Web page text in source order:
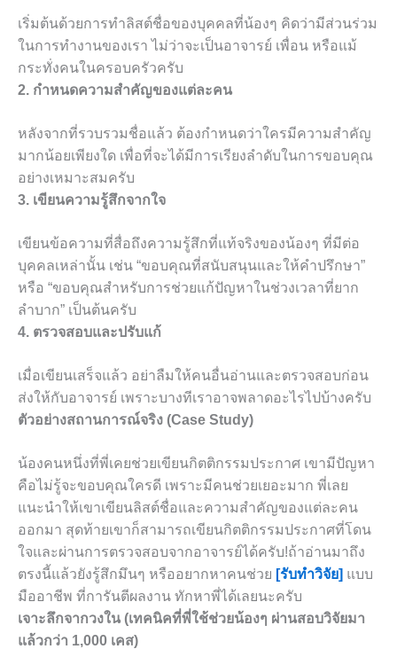
เริ่มต้นด้วยการทำลิสต์ชื่อของบุคคลที่น้องๆ คิดว่ามีส่วนร่วม
ในการทำงานของเรา ไม่ว่าจะเป็นอาจารย์ เพื่อน หรือแม้
กระทั่งคนในครอบครัวครับ
2. กำหนดความสำคัญของแต่ละคน
หลังจากที่รวบรวมชื่อแล้ว ต้องกำหนดว่าใครมีความสำคัญ
มากน้อยเพียงใด เพื่อที่จะได้มีการเรียงลำดับในการขอบคุณ
อย่างเหมาะสมครับ
3. เขียนความรู้สึกจากใจ
เขียนข้อความที่สื่อถึงความรู้สึกที่แท้จริงของน้องๆ ที่มีต่อ
บุคคลเหล่านั้น เช่น “ขอบคุณที่สนับสนุนและให้คำปรึกษา”
หรือ “ขอบคุณสำหรับการช่วยแก้ปัญหาในช่วงเวลาที่ยาก
ลำบาก” เป็นต้นครับ
4. ตรวจสอบและปรับแก้
เมื่อเขียนเสร็จแล้ว อย่าลืมให้คนอื่นอ่านและตรวจสอบก่อน
ส่งให้กับอาจารย์ เพราะบางทีเราอาจพลาดอะไรไปบ้างครับ
ตัวอย่างสถานการณ์จริง (Case Study)
น้องคนหนึ่งที่พี่เคยช่วยเขียนกิตติกรรมประกาศ เขามีปัญหา
คือไม่รู้จะขอบคุณใครดี เพราะมีคนช่วยเยอะมาก พี่เลย
แนะนำให้เขาเขียนลิสต์ชื่อและความสำคัญของแต่ละคน
ออกมา สุดท้ายเขาก็สามารถเขียนกิตติกรรมประกาศที่โดน
ใจและผ่านการตรวจสอบจากอาจารย์ได้ครับ!ถ้าอ่านมาถึง
ตรงนี้แล้วยังรู้สึกมึนๆ หรืออยากหาคนช่วย [รับทำวิจัย] แบบ
มืออาชีพ ที่การันตีผลงาน ทักหาพี่ได้เลยนะครับ
เจาะลึกจากวงใน (เทคนิคที่พี่ใช้ช่วยน้องๆ ผ่านสอบวิจัยมา
แล้วกว่า 1,000 เคส)